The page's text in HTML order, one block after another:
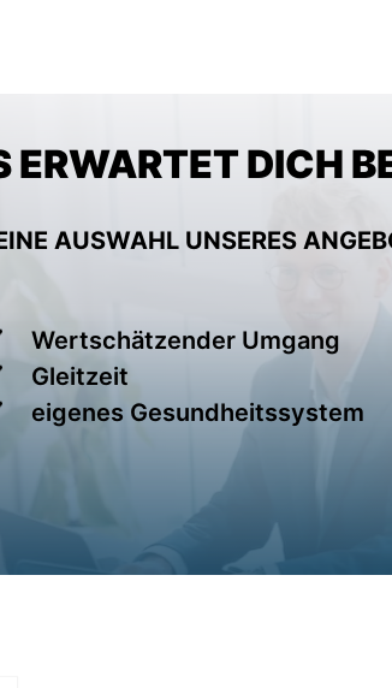
ERWARTET DICH
AUSWAHL UNSERES
Wertschätzender Umgang
Gleitzeit
eigenes Gesundheitssystem